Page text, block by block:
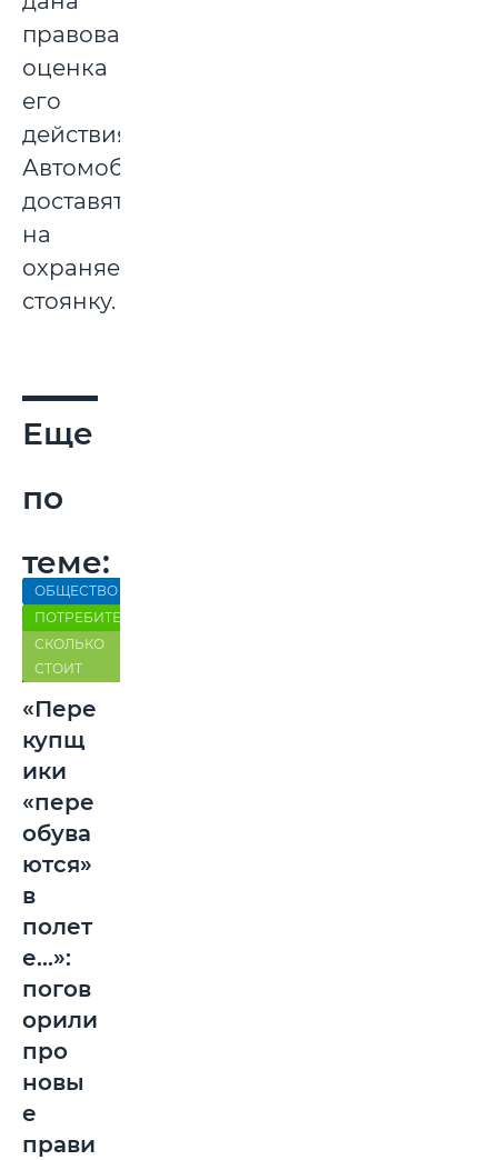
правовая
оценка
его
действиям.
Автомобиль
доставят
на
охраняемую
стоянку.
Еще
по
теме:
ОБЩЕСТВО
ПОТРЕБИТЕЛЬ
СКОЛЬКО
СТОИТ
«Пере
купщ
ики
«пере
обува
ются»
в
полет
е…»:
погов
орили
про
новы
е
прави